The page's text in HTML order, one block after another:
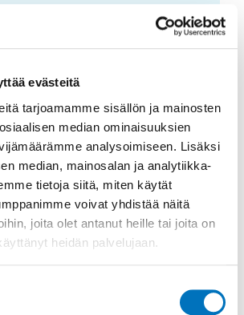
evästeitä
tarjoamamme sisällön ja mainosten
median ominaisuuksien
analysoimiseen. Lisäksi
median, mainosalan ja analytiikka-
tietoja siitä, miten käytät
voivat yhdistää näitä
joita olet antanut heille tai joita on
heidän palvelujaan.